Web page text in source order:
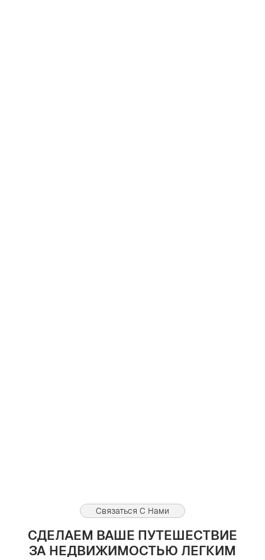
Связаться С Нами
СДЕЛАЕМ ВАШЕ ПУТЕШЕСТВИЕ
ЗА НЕДВИЖИМОСТЬЮ ЛЕГКИМ